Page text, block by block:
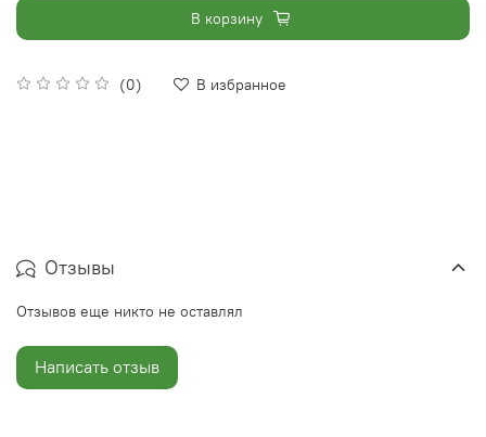
(0) В избранное
В корзину
Отзывы
Отзывов еще никто не оставлял
Написать отзыв